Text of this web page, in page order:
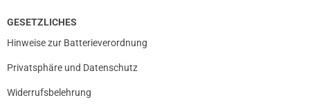
GESETZLICHES
Hinweise zur Batterieverordnung
Privatsphäre und Datenschutz
Widerrufsbelehrung